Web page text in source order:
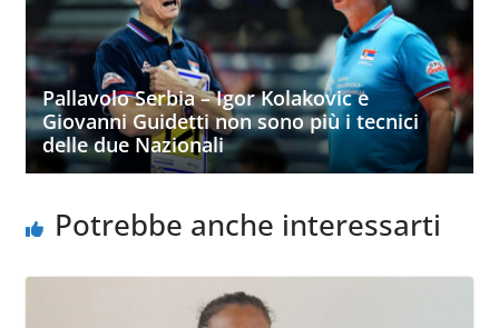
Pallavolo Serbia – Igor Kolakovic e
Giovanni Guidetti non sono più i tecnici
delle due Nazionali
Potrebbe anche interessarti